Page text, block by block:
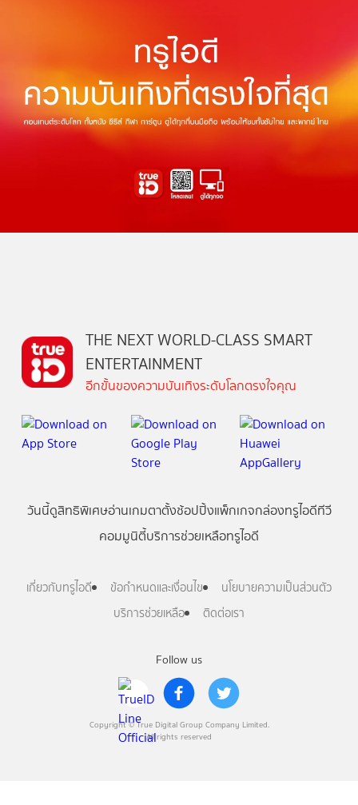
Follow us
Copyright © True Digital Group Company Limited.
All rights reserved
THE NEXT WORLD-CLASS SMART
ENTERTAINMENT
อีกขั้นของความบันเทิงระดับโลกตรงใจคุณ
วันนี้ดูสิทธิพิเศษอ่านเกมตาตั้งช้อปปิ้งแพ็กเกจกล่องทรูไอดีทีวี
คอมมูนิตี้บริการช่วยเหลือทรูไอดี
เกี่ยวกับทรูไอดี ข้อกำหนดและเงื่อนไข
นโยบายความเป็นส่วนตัว
บริการช่วยเหลือ
ติดต่อเรา